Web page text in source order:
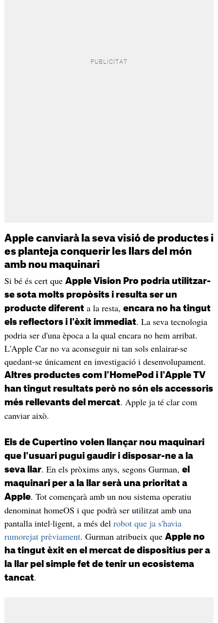
Apple canviarà la seva visió de productes i
es planteja conquerir les llars del món
amb nou maquinari
Si bé és cert que Apple Vision Pro podria utilitzar-
se sota molts propòsits i resulta ser un
producte diferenta la resta, encara no ha tingut
els reflectors i l'èxit immediat. La seva tecnologia
podria ser d'una època a la qual encara no hem arribat.
L'Apple Car no va aconseguir ni tan sols enlairar-se
quedant-se únicament en investigació i desenvolupament.
Altres productes com l'HomePod i l'Apple TV
han tingut resultats però no són els accessoris
més rellevants del mercat. Apple ja té clar com
canviar això.
Els de Cupertino volen llançar nou maquinari
que l'usuari pugui gaudir i disposar-ne a la
seva llar. En els pròxims anys, segons Gurman, el
maquinari per a la llar serà una prioritat a
Apple. Tot començarà amb un nou sistema operatiu
denominat homeOS i que podrà ser utilitzat amb una
pantalla intel·ligent, a més del robot que ja s'havia
rumorejat prèviament. Gurman atribueix que Apple no
ha tingut èxit en el mercat de dispositius per a
la llar pel simple fet de tenir un ecosistema
tancat.